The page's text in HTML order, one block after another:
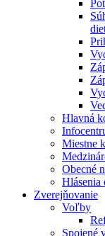
Hlavná
Miestne
Obecné
Hlásenia
Zverejňovanie
Voľby
Spojené